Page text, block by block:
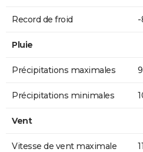
Record de froid -
Pluie
Précipitations maximales
Précipitations minimales
Vent
Vitesse de vent maximale